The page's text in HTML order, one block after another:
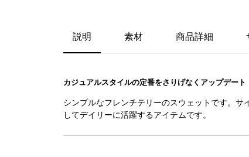
説明 素材 商品詳細
カジュアルスタイルの定番をさりげなくアップデート
シンプルなフレンチテリーのスウェットです。
してデイリーに活躍するアイテムです。